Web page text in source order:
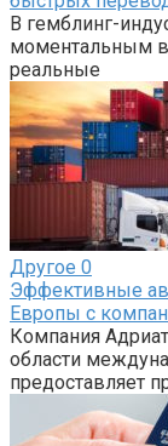
В гемблинг-
моментальным
реальные
Другое 0
Эффективные
Европы с
Компания
области
предоставляет